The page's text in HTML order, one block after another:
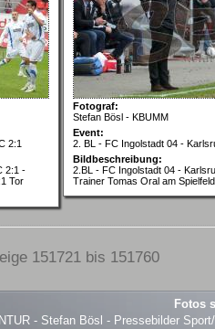
2:1
2:1 -
Tor
Fotograf:
Stefan Bösl - KBUMM
Event:
2. BL - FC Ingolstadt 04 -
Bildbeschreibung:
2.BL - FC Ingolstadt 04 -
Trainer Tomas Oral am
151721 bis 151760
Fotos
- Stefan Bösl - Pressebilder